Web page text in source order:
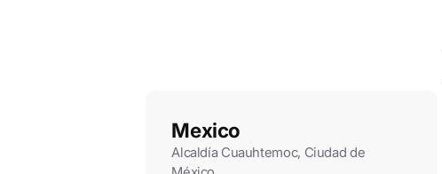
Mexico
Alcaldía Cuauhtemoc, Ciudad de